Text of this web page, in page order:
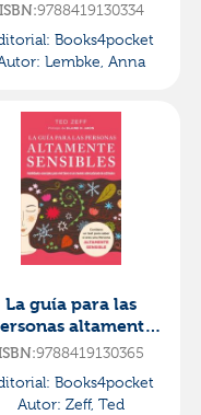
ISBN:9788419130334
Books4pocket
Lembke, Anna
La guía para las
altamente
sensibles
9788419130365
Books4pocket
Autor: Zeff, Ted